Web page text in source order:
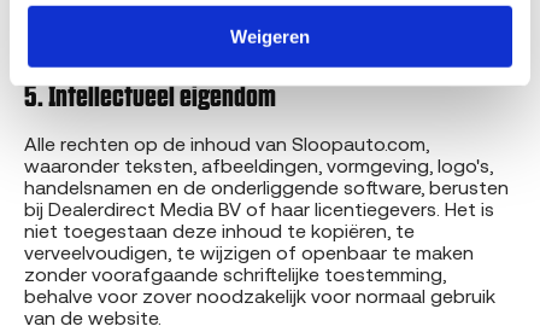
Weigeren
5. Intellectueel eigendom
Alle rechten op de inhoud van Sloopauto.com,
waaronder teksten, afbeeldingen, vormgeving, logo's,
handelsnamen en de onderliggende software, berusten
bij Dealerdirect Media BV of haar licentiegevers. Het is
niet toegestaan deze inhoud te kopiëren, te
verveelvoudigen, te wijzigen of openbaar te maken
zonder voorafgaande schriftelijke toestemming,
behalve voor zover noodzakelijk voor normaal gebruik
van de website.